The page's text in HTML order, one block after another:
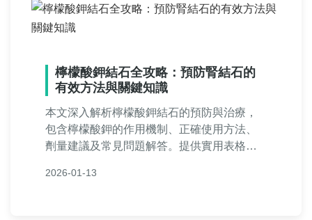
檸檬酸鉀結石全攻略：預防腎結石的
有效方法與關鍵知識
本文深入解析檸檬酸鉀結石的預防與治療，
包含檸檬酸鉀的作用機制、正確使用方法、
劑量建議及常見問題解答。提供實用表格比
基於醫學知識與個人經驗，適合有結石風險
2026-01-13